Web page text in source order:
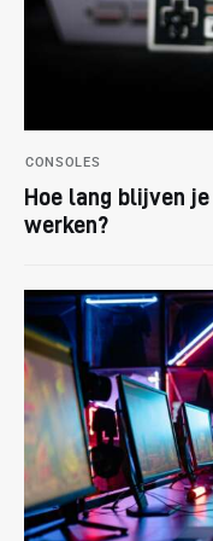
CONSOLES
Hoe lang blijven
werken?